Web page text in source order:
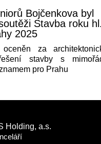
Bojčenkova byl
Stavba roku hl.
2025
za
stavby s
pro Prahu
Holding, a.s.